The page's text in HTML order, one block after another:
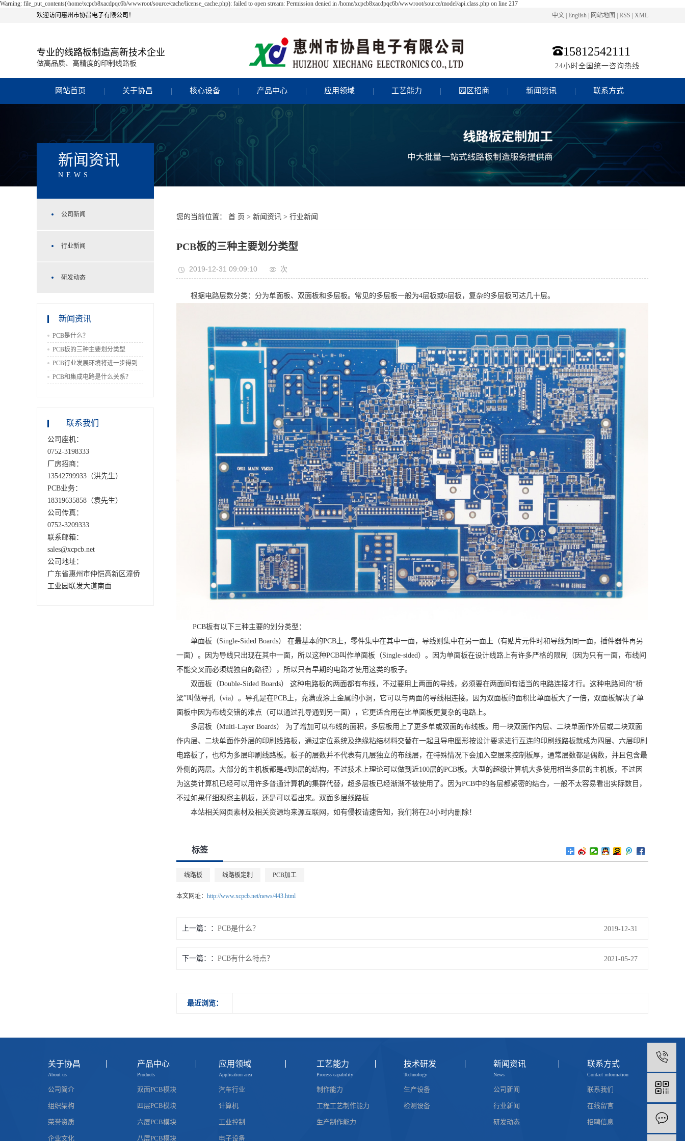
Warning: file_put_contents(/home/xcpcb8xacdpqc6b/wwwroot/source/cache/license_cache.php): failed to open stream: Permission denied in /home/xcpcb8xacdpqc6b/wwwroot/source/model/api.class.php on line 217
欢迎访问惠州市协昌电子有限公司！
中文 English 网站地图 RSS XML
专业的线路板制造高新技术企业
做高品质、高精度的印制线路板
15812542111
24小时全国统一咨询热线
网站首页 关于协昌 核心设备 产品中心 应用领域 工艺能力 园区招商 新闻资讯 联系方式
新闻资讯
NEWS
公司新闻
行业新闻
研发动态
新闻资讯
PCB是什么？
PCB板的三种主要划分类型
PCB行业发展环境将进一步得到
改善
PCB和集成电路是什么关系？
联系我们
公司座机：
0752-3198333
厂房招商：
13542799933（洪先生）
PCB业务：
18319635858（袁先生）
公司传真：
0752-3209333
联系邮箱：
sales@xcpcb.net
公司地址：
广东省惠州市仲恺高新区潼侨
工业园联发大道南面
您的当前位置： 首 页 > 新闻资讯 > 行业新闻
PCB板的三种主要划分类型
2019-12-31 09:09:10 次
根据电路层数分类：分为单面板、双面板和多层板。常见的多层板一般为4层板或6层板，复杂的多层板可达几十层。
PCB板有以下三种主要的划分类型：
单面板（Single-Sided Boards） 在最基本的PCB上，零件集中在其中一面，导线则集中在另一面上（有贴片元件时和导线为同一面，插件器件再另
一面）。因为导线只出现在其中一面，所以这种PCB叫作单面板（Single-sided）。因为单面板在设计线路上有许多严格的限制（因为只有一面，布线间
不能交叉而必须绕独自的路径），所以只有早期的电路才使用这类的板子。
双面板（Double-Sided Boards） 这种电路板的两面都有布线，不过要用上两面的导线，必须要在两面间有适当的电路连接才行。这种电路间的“桥
梁”叫做导孔（via）。导孔是在PCB上，充满或涂上金属的小洞，它可以与两面的导线相连接。因为双面板的面积比单面板大了一倍，双面板解决了单
面板中因为布线交错的难点（可以通过孔导通到另一面），它更适合用在比单面板更复杂的电路上。
多层板（Multi-Layer Boards） 为了增加可以布线的面积，多层板用上了更多单或双面的布线板。用一块双面作内层、二块单面作外层或二块双面
作内层、二块单面作外层的印刷线路板，通过定位系统及绝缘粘结材料交替在一起且导电图形按设计要求进行互连的印刷线路板就成为四层、六层印刷
电路板了，也称为多层印刷线路板。板子的层数并不代表有几层独立的布线层，在特殊情况下会加入空层来控制板厚，通常层数都是偶数，并且包含最
外侧的两层。大部分的主机板都是4到8层的结构，不过技术上理论可以做到近100层的PCB板。大型的超级计算机大多使用相当多层的主机板，不过因
为这类计算机已经可以用许多普通计算机的集群代替，超多层板已经渐渐不被使用了。因为PCB中的各层都紧密的结合，一般不太容易看出实际数目，
不过如果仔细观察主机板，还是可以看出来。双面多层线路板
本站相关网页素材及相关资源均来源互联网，如有侵权请速告知，我们将在24小时内删除！
标签
线路板 线路板定制 PCB加工
本文网址： http://www.xcpcb.net/news/443.html
上一篇： PCB是什么？ 2019-12-31
下一篇： PCB有什么特点？ 2021-05-27
最近浏览：
关于协昌
About us
公司简介
组织架构
荣誉资质
企业文化
产品中心
Products
双面PCB模块
四层PCB模块
六层PCB模块
八层PCB模块
应用领域
Application area
汽车行业
计算机
工业控制
电子设备
工艺能力
Process capability
制作能力
工程工艺制作能力
生产制作能力
技术研发
Technology
生产设备
检测设备
新闻资讯
News
公司新闻
行业新闻
研发动态
联系方式
Contact information
联系我们
在线留言
招聘信息